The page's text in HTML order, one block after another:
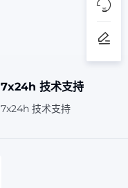
7x24h 技术支持
7x24h 技术支持